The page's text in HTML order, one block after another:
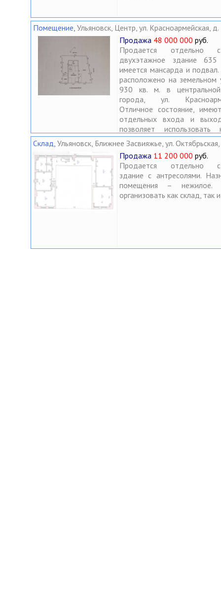
Помещение, Ульяновск, Центр, ул. Красноармейская,
Продажа 48 000 000 руб.
Продается отдельно
двухэтажное здание
имеется мансарда и
расположено на земельном
930 кв. м. в
города, ул.
Отличное состояние,
отдельных входа и
позволяет использовать
часть здания
индивидуальное
Помещение может
использовано как для
деятельности и как
две семьи.
Склад, Ульяновск, Ближнее Засвияжье, ул.
Продажа 11 200 000 руб.
Продается отдельно
здание с антресолями.
помещения – нежилое.
организовать как склад, так